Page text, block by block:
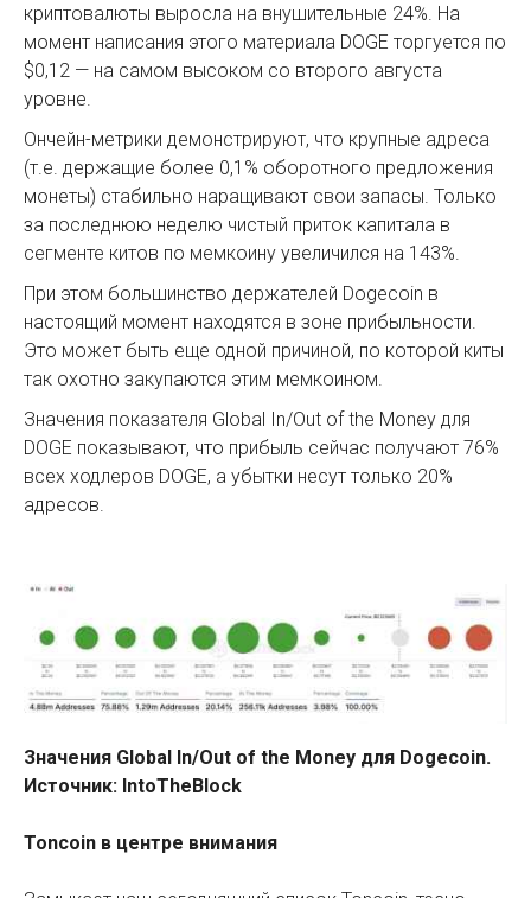
криптовалюты выросла на внушительные 24%. На
момент написания этого материала DOGE торгуется по
$0,12 — на самом высоком со второго августа
уровне.
Ончейн-метрики демонстрируют, что крупные адреса
(т.е. держащие более 0,1% оборотного предложения
монеты) стабильно наращивают свои запасы. Только
за последнюю неделю чистый приток капитала в
сегменте китов по мемкоину увеличился на 143%.
При этом большинство держателей Dogecoin в
настоящий момент находятся в зоне прибыльности.
Это может быть еще одной причиной, по которой киты
так охотно закупаются этим мемкоином.
Значения показателя Global In/Out of the Money для
DOGE показывают, что прибыль сейчас получают 76%
всех ходлеров DOGE, а убытки несут только 20%
адресов.
Значения Global In/Out of the Money для Dogecoin.
Источник: IntoTheBlock
Toncoin в центре внимания